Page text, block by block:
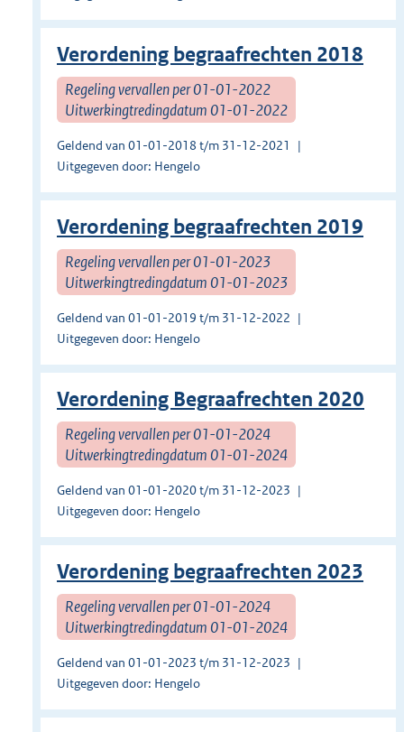
Verordening begraafrechten 2018
Regeling vervallen per 01-01-2022
Uitwerkingtredingdatum 01-01-2022
Geldend van 01-01-2018 t/m 31-12-2021
Uitgegeven door: Hengelo
Verordening begraafrechten 2019
Regeling vervallen per 01-01-2023
Uitwerkingtredingdatum 01-01-2023
Geldend van 01-01-2019 t/m 31-12-2022
Uitgegeven door: Hengelo
Verordening Begraafrechten 2020
Regeling vervallen per 01-01-2024
Uitwerkingtredingdatum 01-01-2024
Geldend van 01-01-2020 t/m 31-12-2023
Uitgegeven door: Hengelo
Verordening begraafrechten 2023
Regeling vervallen per 01-01-2024
Uitwerkingtredingdatum 01-01-2024
Geldend van 01-01-2023 t/m 31-12-2023
Uitgegeven door: Hengelo